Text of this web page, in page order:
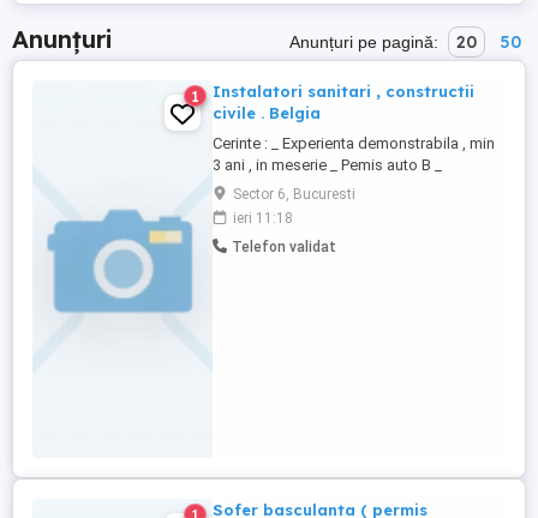
Anunțuri Anunțuri pe pagină: 20 50
1
Instalatori sanitari , constructii
civile . Belgia
Cerinte : _ Experienta demonstrabila , min
3 ani , in meserie _ Pemis auto B _
Cunostinte limba engleza Se ofera : -
Salariul NET 3000 - 3800 EUR , in functie
de experienta - Cazare , taxe , platite de
angajator - Proiect pe termen lung
Sector 6, Bucuresti
ieri 11:18
Telefon validat
Sofer basculanta ( permis